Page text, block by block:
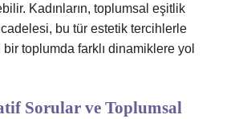
Kadınların, toplumsal eşitlik
bu tür estetik tercihlerle
toplumda farklı dinamiklere yol
Sorular ve Toplumsal